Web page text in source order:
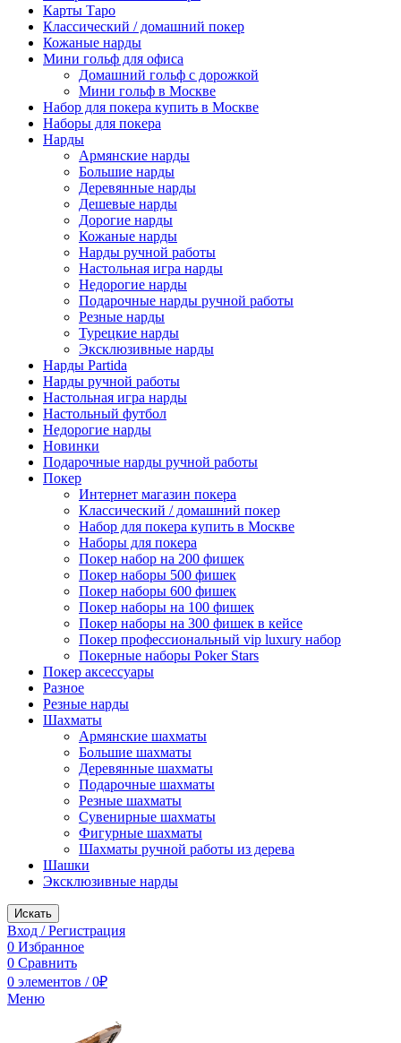
Карты Таро
Классический / домашний покер
Кожаные нарды
Мини гольф для офиса
Домашний гольф с дорожкой
Мини гольф в Москве
Набор для покера купить в Москве
Наборы для покера
Нарды
Армянские нарды
Большие нарды
Деревянные нарды
Дешевые нарды
Дорогие нарды
Кожаные нарды
Нарды ручной работы
Настольная игра нарды
Недорогие нарды
Подарочные нарды ручной работы
Резные нарды
Турецкие нарды
Эксклюзивные нарды
Нарды Partida
Нарды ручной работы
Настольная игра нарды
Настольный футбол
Недорогие нарды
Новинки
Подарочные нарды ручной работы
Покер
Интернет магазин покера
Классический / домашний покер
Набор для покера купить в Москве
Наборы для покера
Покер набор на 200 фишек
Покер наборы 500 фишек
Покер наборы 600 фишек
Покер наборы на 100 фишек
Покер наборы на 300 фишек в кейсе
Покер профессиональный vip luxury набор
Покерные наборы Poker Stars
Покер аксессуары
Разное
Резные нарды
Шахматы
Армянские шахматы
Большие шахматы
Деревянные шахматы
Подарочные шахматы
Резные шахматы
Сувенирные шахматы
Фигурные шахматы
Шахматы ручной работы из дерева
Шашки
Эксклюзивные нарды
Искать
Вход / Регистрация
0 Избранное
0 Сравнить
0 элементов / 0₽
Меню